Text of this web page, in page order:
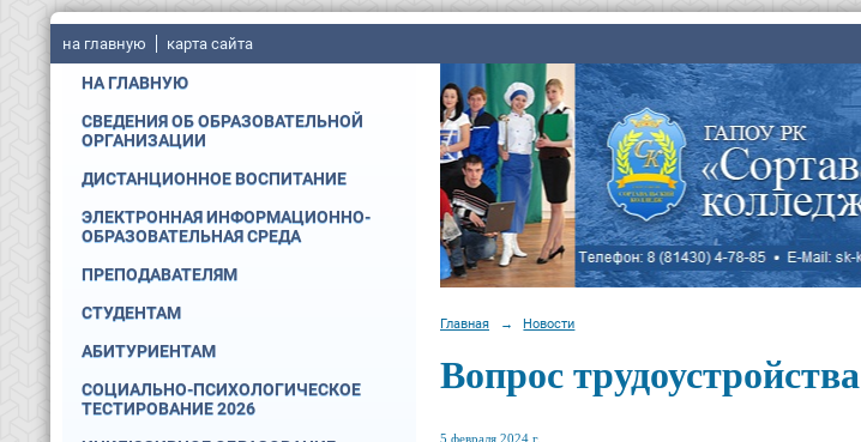
на главную карта сайта
НА ГЛАВНУЮ
СВЕДЕНИЯ ОБ ОБРАЗОВАТЕЛЬНОЙ
ОРГАНИЗАЦИИ
ДИСТАНЦИОННОЕ ВОСПИТАНИЕ
ЭЛЕКТРОННАЯ ИНФОРМАЦИОННО-
ОБРАЗОВАТЕЛЬНАЯ СРЕДА
ПРЕПОДАВАТЕЛЯМ
СТУДЕНТАМ
АБИТУРИЕНТАМ
СОЦИАЛЬНО-ПСИХОЛОГИЧЕСКОЕ
ТЕСТИРОВАНИЕ 2026
Главная → Новости
Вопрос трудоустройства
5 февраля 2024 г.